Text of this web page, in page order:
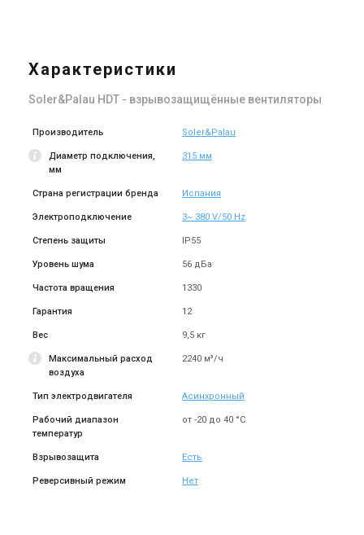
Характеристики
Soler&Palau HDT - взрывозащищённые вентиляторы
Производитель Soler&Palau
Диаметр подключения,
мм
315 мм
Страна регистрации бренда Испания
Электроподключение 3~ 380 V/50 Hz
Степень защиты IP55
Уровень шума 56 дБа
Частота вращения 1330
Гарантия 12
Вес 9,5 кг
Максимальный расход
воздуха
2240 м³/ч
Тип электродвигателя Асинхронный
Рабочий диапазон
температур
от -20 до 40 °С
Взрывозащита Есть
Реверсивный режим Нет